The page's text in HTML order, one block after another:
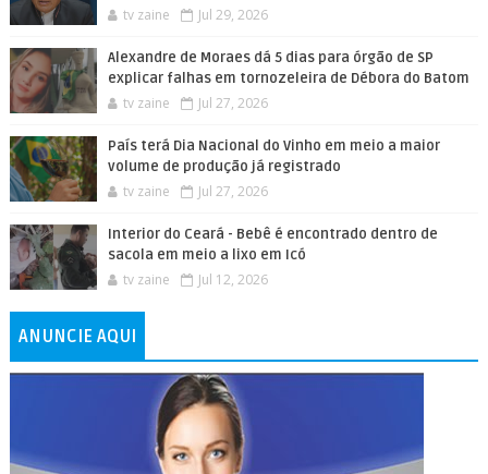
tv zaine Jul 29, 2026
Alexandre de Moraes dá 5 dias para órgão de SP
explicar falhas em tornozeleira de Débora do Batom
tv zaine Jul 27, 2026
País terá Dia Nacional do Vinho em meio a maior
volume de produção já registrado
tv zaine Jul 27, 2026
Interior do Ceará - Bebê é encontrado dentro de
sacola em meio a lixo em Icó
tv zaine Jul 12, 2026
ANUNCIE AQUI